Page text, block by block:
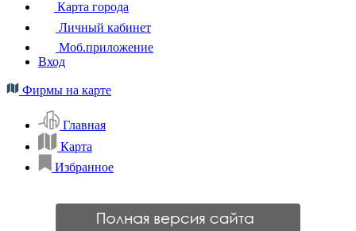
Карта города
Личный кабинет
Моб.приложение
Вход
Фирмы на карте
Главная
Карта
Избранное